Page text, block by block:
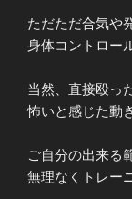
ただただ合気や
身体コントロー
当然、直接殴っ
怖いと感じた動
ご自分の出来る
無理なくトレー